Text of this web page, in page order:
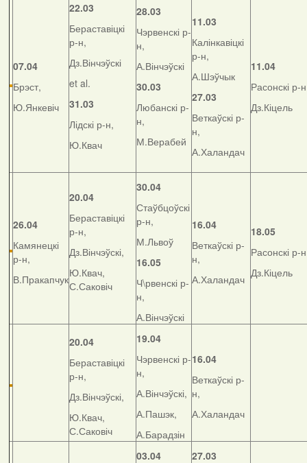
07.04
Брэст,
Ю.Янкевіч
22.03
Бераставіцкі
р-н,
Дз.Вінчэўскі
et al.
31.03
Лідскі р-н,
Ю.Квач
28.03
Чэрвенскі р-
н,
А.Вінчэўскі
30.03
Любанскі р-
н,
М.Верабей
11.03
Калінкавіцкі
р-н,
А.Шэўчык
27.03
Веткаўскі р-
н,
А.Халандач
11.04
Расонскі р-
Дз.Кіцель
26.04
Камянецкі
р-н,
В.Пракапчук
20.04
Бераставіцкі
р-н,
Дз.Вінчэўскі,
Ю.Квач,
С.Саковіч
30.04
Стаўбцоўскі
р-н,
М.Львоў
16.05
Ч\рвенскі р-
н,
А.Вінчэўскі
16.04
Веткаўскі р-
н,
А.Халандач
18.05
Расонскі р-
Дз.Кіцель
20.04
Бераставіцкі
р-н,
Дз.Вінчэўскі,
Ю.Квач,
С.Саковіч
19.04
Чэрвенскі р-
н,
А.Вінчэўскі,
А.Пашэк,
А.Барадзін
16.04
Веткаўскі р-
н,
А.Халандач
03.04
27.03